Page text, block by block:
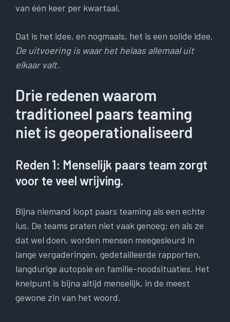
van één keer per kwartaal.
Dat is het idee, en nogmaals, het is een solide idee.
De uitvoering is waar het helaas allemaal uit
elkaar valt.
Drie redenen waarom
traditioneel paars teaming
niet is geoperationaliseerd
Reden 1: Menselijk paars team zorgt
voor te veel wrijving.
Bijna niemand loopt paars teaming als een echte
lus. De teams praten niet vaak genoeg; en als ze
dat wel doen, worden mensen meegesleurd in
lange vergaderingen, gedetailleerde rapporten,
langdurige autopsie en familie-noodsituaties. Het
knelpunt is bijna altijd menselijk, in de meest
gewone zin van het woord.